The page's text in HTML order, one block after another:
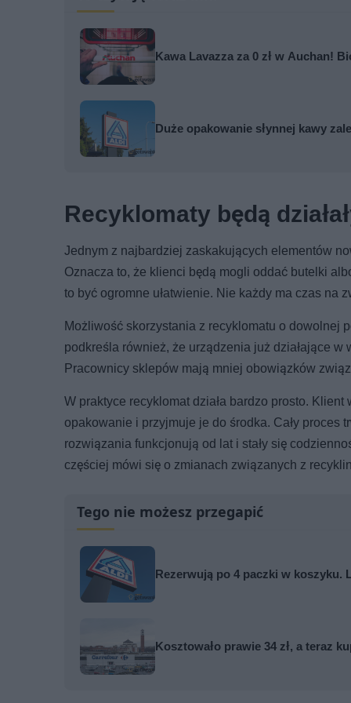
Kawa Lavazza za 0 zł w Auchan!
Duże opakowanie słynnej kawy
Recyklomaty będą
Jednym z najbardziej zaskakujących elementów
Oznacza to, że klienci będą mogli oddać butelki
to być ogromne ułatwienie. Nie każdy ma czas na
Możliwość skorzystania z recyklomatu o dowolnej
podkreśla również, że urządzenia już działające
Pracownicy sklepów mają mniej obowiązków
W praktyce recyklomat działa bardzo prosto.
opakowanie i przyjmuje je do środka. Cały
rozwiązania funkcjonują od lat i stały się
częściej mówi się o zmianach związanych z
Tego nie możesz przegapić
Rezerwują po 4 paczki w koszyku.
Kosztowało prawie 34 zł, a teraz